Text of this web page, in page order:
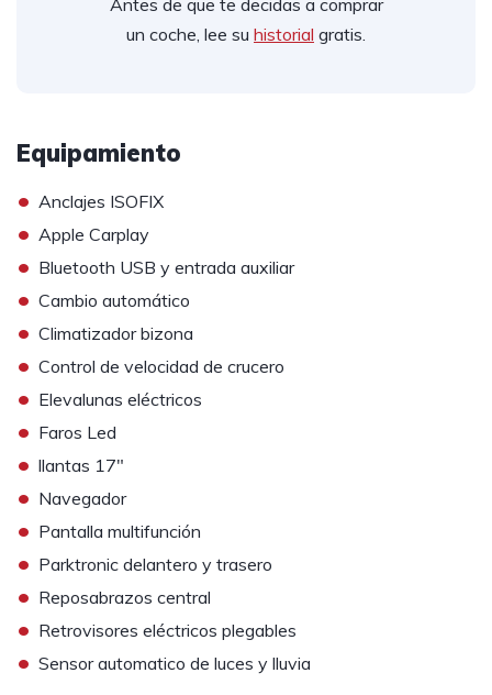
Antes de que te decidas a comprar
un coche, lee su historial gratis.
Equipamiento
• Anclajes ISOFIX
• Apple Carplay
• Bluetooth USB y entrada auxiliar
• Cambio automático
• Climatizador bizona
• Control de velocidad de crucero
• Elevalunas eléctricos
• Faros Led
• llantas 17"
• Navegador
• Pantalla multifunción
• Parktronic delantero y trasero
• Reposabrazos central
• Retrovisores eléctricos plegables
• Sensor automatico de luces y lluvia